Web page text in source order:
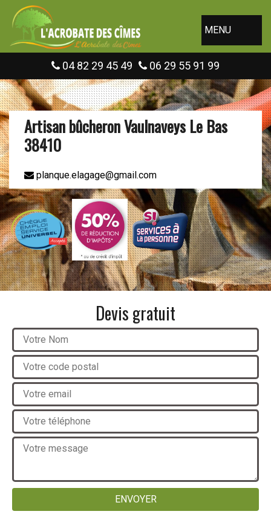
MENU
04 82 29 45 49 06 29 55 91 99
Artisan bûcheron Vaulnaveys Le Bas
38410
planque.elagage@gmail.com
Devis gratuit